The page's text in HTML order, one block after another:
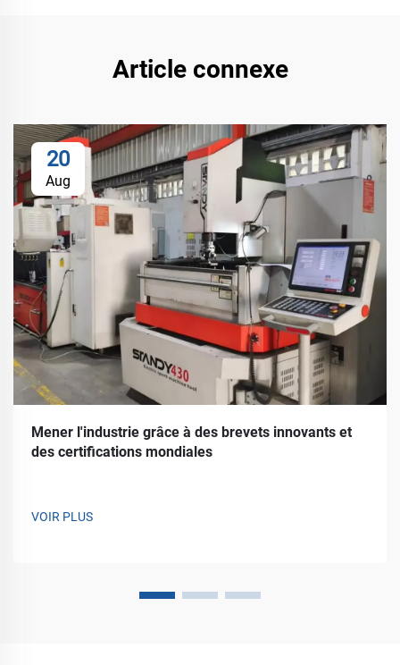
Article connexe
20
Aug
Mener l'industrie grâce à des brevets innovants et
des certifications mondiales
VOIR PLUS